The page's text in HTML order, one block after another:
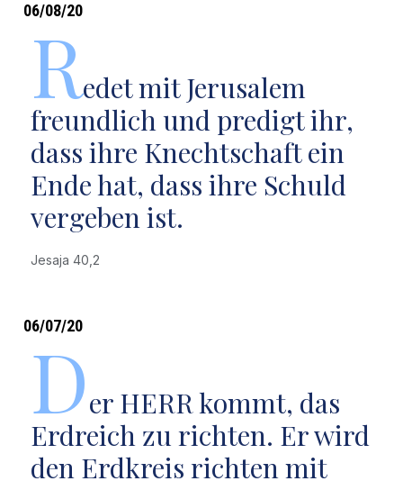
06/08/20
Redet mit Jerusalem
freundlich und predigt ihr,
dass ihre Knechtschaft ein
Ende hat, dass ihre Schuld
vergeben ist.
Jesaja 40,2
06/07/20
Der HERR kommt, das
Erdreich zu richten. Er wird
den Erdkreis richten mit